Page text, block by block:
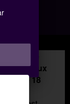
de
aux
de 18